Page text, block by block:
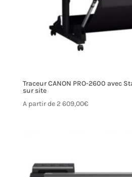
Traceur CANON PRO-2600 avec
sur site
A partir de 2 609,00€